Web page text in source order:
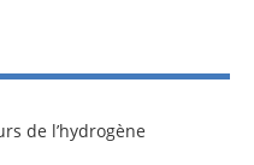
de l’hydrogène